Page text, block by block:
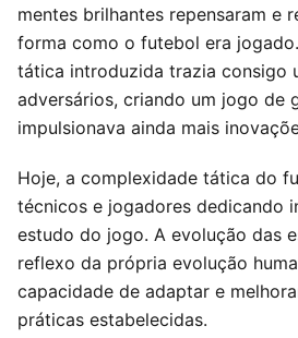
mentes brilhantes repensaram e
forma como o futebol era
tática introduzida trazia consigo
adversários, criando um jogo de
impulsionava ainda mais
Hoje, a complexidade tática do
técnicos e jogadores dedicando
estudo do jogo. A evolução das
reflexo da própria evolução
capacidade de adaptar e
práticas estabelecidas.